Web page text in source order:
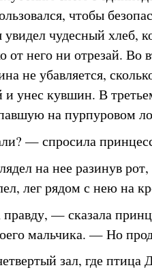
чтобы
увидел чудесный хлеб,
от него ни отрезай. Во
не убавляется,
унес кувшин. В
на пурпуровом
— спросила
на нее разинув
лег рядом с нею на
— сказала
мальчика. — Но
зал, где птица